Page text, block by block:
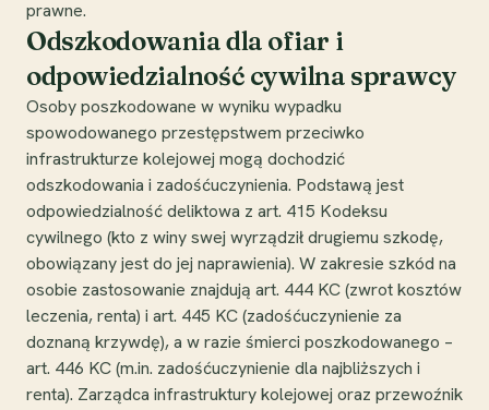
prawne.
Odszkodowania dla ofiar i
odpowiedzialność cywilna sprawcy
Osoby poszkodowane w wyniku wypadku
spowodowanego przestępstwem przeciwko
infrastrukturze kolejowej mogą dochodzić
odszkodowania i zadośćuczynienia. Podstawą jest
odpowiedzialność deliktowa z art. 415 Kodeksu
cywilnego (kto z winy swej wyrządził drugiemu szkodę,
obowiązany jest do jej naprawienia). W zakresie szkód na
osobie zastosowanie znajdują art. 444 KC (zwrot kosztów
leczenia, renta) i art. 445 KC (zadośćuczynienie za
doznaną krzywdę), a w razie śmierci poszkodowanego –
art. 446 KC (m.in. zadośćuczynienie dla najbliższych i
renta). Zarządca infrastruktury kolejowej oraz przewoźnik